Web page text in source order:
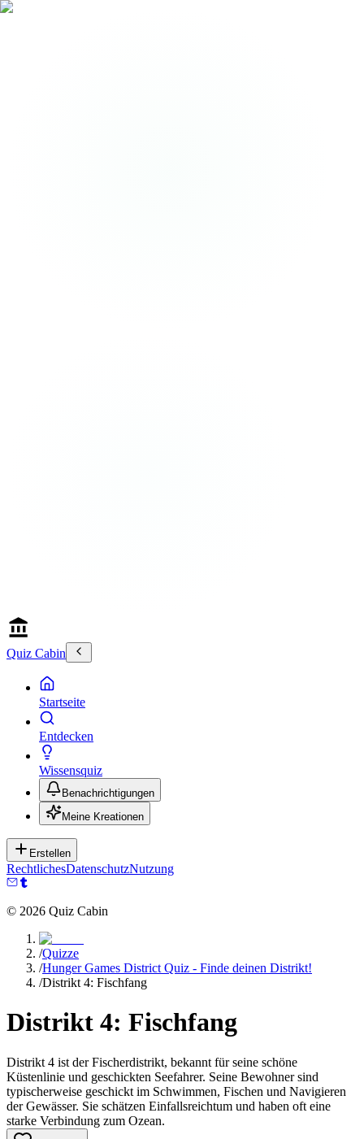
Quiz Cabin
Startseite
Entdecken
Wissensquiz
Benachrichtigungen
Meine Kreationen
Erstellen
RechtlichesDatenschutzNutzung
© 2026 Quiz Cabin
/Quizze
/Hunger Games District Quiz - Finde deinen Distrikt!
/Distrikt 4: Fischfang
Distrikt 4: Fischfang
Distrikt 4 ist der Fischerdistrikt, bekannt für seine schöne
Küstenlinie und geschickten Seefahrer. Seine Bewohner sind
typischerweise geschickt im Schwimmen, Fischen und Navigieren
der Gewässer. Sie schätzen Einfallsreichtum und haben oft eine
starke Verbindung zum Ozean.